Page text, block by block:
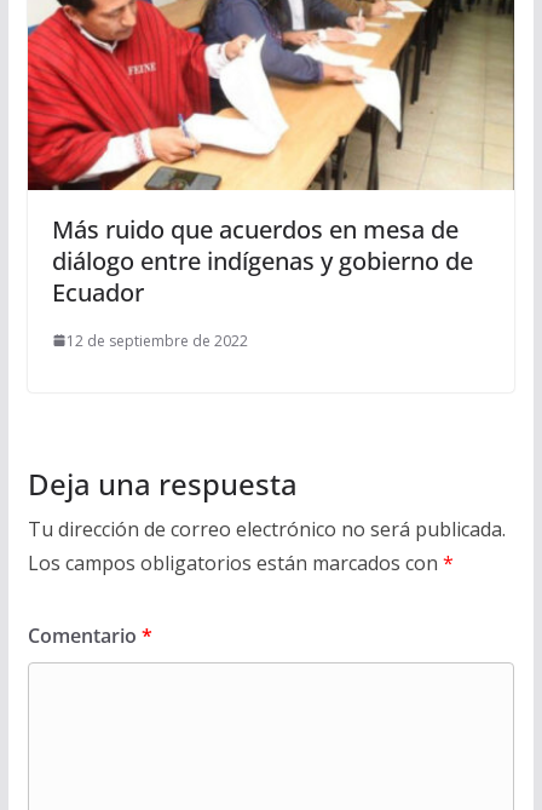
Más ruido que acuerdos en mesa de
diálogo entre indígenas y gobierno de
Ecuador
12 de septiembre de 2022
Deja una respuesta
Tu dirección de correo electrónico no será publicada.
Los campos obligatorios están marcados con *
Comentario *